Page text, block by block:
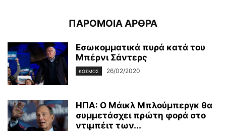
ΠΑΡΟΜΟΙΑ ΑΡΘΡΑ
Εσωκομματικά πυρά κατά του
Μπέρνι Σάντερς
ΚΌΣΜΟΣ 26/02/2020
ΗΠΑ: Ο Μάικλ Μπλούμπεργκ θα
συμμετάσχει πρώτη φορά στο
ντιμπέιτ των...